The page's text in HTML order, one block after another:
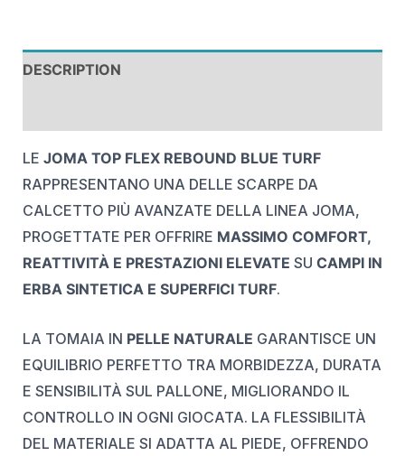
DESCRIPTION
LE JOMA TOP FLEX REBOUND BLUE TURF
RAPPRESENTANO UNA DELLE SCARPE DA
CALCETTO PIÙ AVANZATE DELLA LINEA JOMA,
PROGETTATE PER OFFRIRE MASSIMO COMFORT,
REATTIVITÀ E PRESTAZIONI ELEVATE SU CAMPI IN
ERBA SINTETICA E SUPERFICI TURF.
LA TOMAIA IN PELLE NATURALE GARANTISCE UN
EQUILIBRIO PERFETTO TRA MORBIDEZZA, DURATA
E SENSIBILITÀ SUL PALLONE, MIGLIORANDO IL
CONTROLLO IN OGNI GIOCATA. LA FLESSIBILITÀ
DEL MATERIALE SI ADATTA AL PIEDE, OFFRENDO